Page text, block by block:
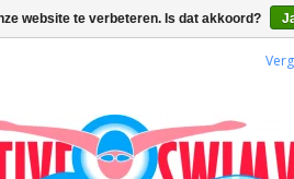
website te verbeteren. Is dat akkoord?